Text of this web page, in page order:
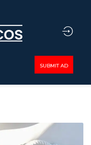
SUBMIT AD